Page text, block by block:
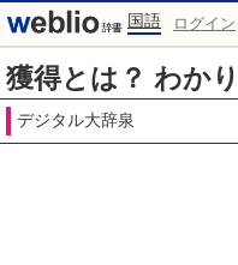
国語 ログイン
獲得とは？ わか
デジタル大辞泉